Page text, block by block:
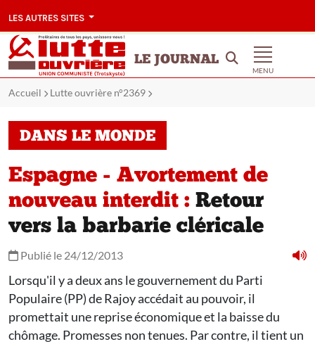
LES AUTRES SITES
LE JOURNAL
MENU
Accueil Lutte ouvrière n°2369
DANS LE MONDE
Espagne - Avortement de
nouveau interdit : Retour
vers la barbarie cléricale
Publié le 24/12/2013
Lorsqu'il y a deux ans le gouvernement du Parti
Populaire (PP) de Rajoy accédait au pouvoir, il
promettait une reprise économique et la baisse du
chômage. Promesses non tenues. Par contre, il tient un